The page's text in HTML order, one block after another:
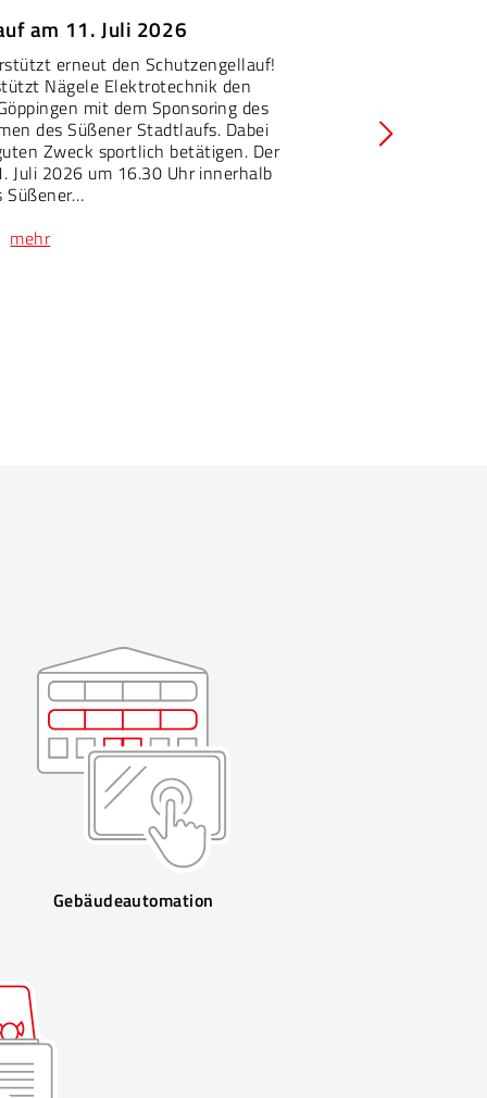
am 11. Juli 2026
erneut den Schutzengellauf!
Nägele Elektrotechnik den
mit dem Sponsoring des
des Süßener Stadtlaufs. Dabei
Zweck sportlich betätigen. Der
Juli 2026 um 16.30 Uhr innerhalb
Süßener…
mehr
Gebäudeautomation